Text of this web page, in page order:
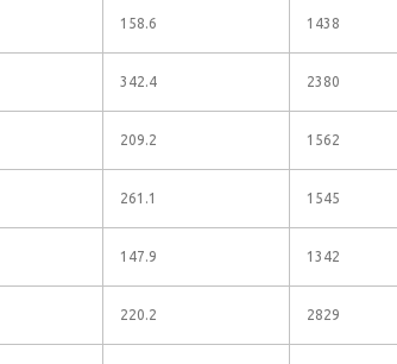
158.6 1438
342.4 2380
209.2 1562
261.1 1545
147.9 1342
220.2 2829